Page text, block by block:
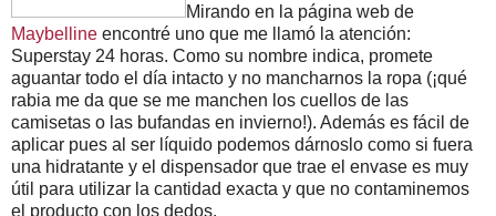
Mirando en la página web de
Maybelline encontré uno que me llamó la atención:
Superstay 24 horas. Como su nombre indica, promete
aguantar todo el día intacto y no mancharnos la ropa (¡qué
rabia me da que se me manchen los cuellos de las
camisetas o las bufandas en invierno!). Además es fácil de
aplicar pues al ser líquido podemos dárnoslo como si fuera
una hidratante y el dispensador que trae el envase es muy
útil para utilizar la cantidad exacta y que no contaminemos
el producto con los dedos.